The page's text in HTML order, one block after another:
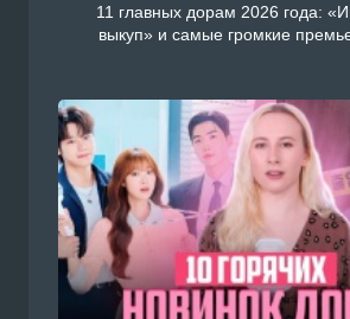
11 главных дорам 2026 года:
выкуп» и самые громкие